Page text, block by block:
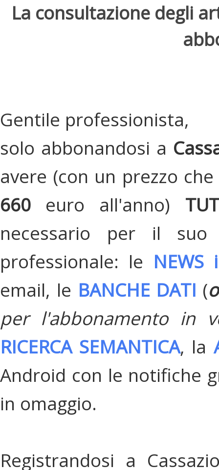
La consultazione degli
Gentile professionista,
solo abbonandosi a
avere (con un prezzo
660 euro all'anno)
necessario per il suo
professionale: le
email, le BANCHE DATI (
per l'abbonamento in
RICERCA SEMANTICA, la
Android con le notifiche
in omaggio.
Registrandosi a